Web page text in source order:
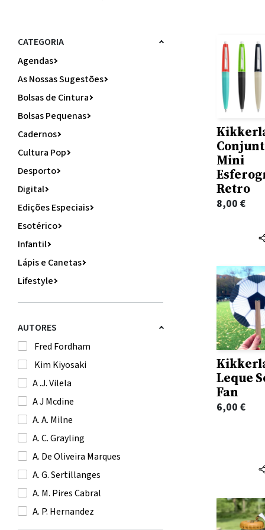
CATEGORIA
Agendas
As Nossas Sugestões
Bolsas de Cintura
Bolsas Pequenas
Cadernos
Cultura Pop
Desporto
Digital
Edições Especiais
Esotérico
Infantil
Lápis e Canetas
Lifestyle
Mochilas e Sacos
Novidades
Sacos
Sexy Books
Sugestão Leituras de Verão
Weekenders
Mercado Arquivinho
Livros
Gift
Jogos
Brinquedos
AUTORES
Fred Fordham
Kim Kiyosaki
A .J. Vilela
A J Mcdine
A. A. Milne
A. C. Grayling
A. De Oliveira Marques
A. G. Sertillanges
A. M. Pires Cabral
A. P. Hernandez
Mini
Retro
8,00 €
Leque
Fan
6,00 €